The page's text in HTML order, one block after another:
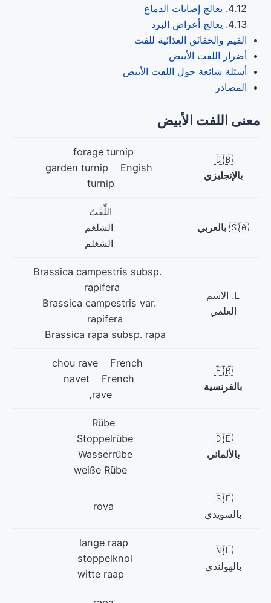
يعالج إصابات الدماغ
يعالج أعراض البرد
القيم والحقائق الغذائية للفت
أضرار اللفت الأبيض
أسئلة شائعة حول اللفت الأبيض
المصادر
معنى اللفت الأبيض
🇬🇧
بالإنجليزي
garden turnip Engish
turnip
🇸🇦 بالعربي
اللِّفْتُ
الشلغم
الشغلم
L. الاسم
العلمي
Brassica campestris subsp.
rapifera
Brassica campestris var.
rapifera
Brassica rapa subsp. rapa
🇫🇷
بالفرنسية
navet French
rave,
🇩🇪
بالألماني
Stoppelrübe
Wasserrübe
weiße Rübe
🇸🇪
بالسويدي
🇳🇱
بالهولندي
stoppelknol
witte raap